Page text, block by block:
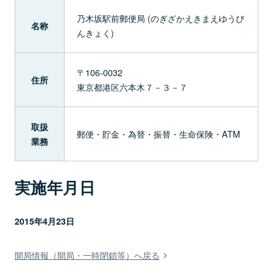
名称
乃木坂駅前郵便局 (のぎざかえきまえゆうび
んきょく)
住所
〒106-0032
東京都港区六本木７－３－７
取扱
業務
郵便・貯金・為替・振替・生命保険・ATM
実施年月日
2015年4月23日
開局情報（開局・一時閉鎖等）へ戻る